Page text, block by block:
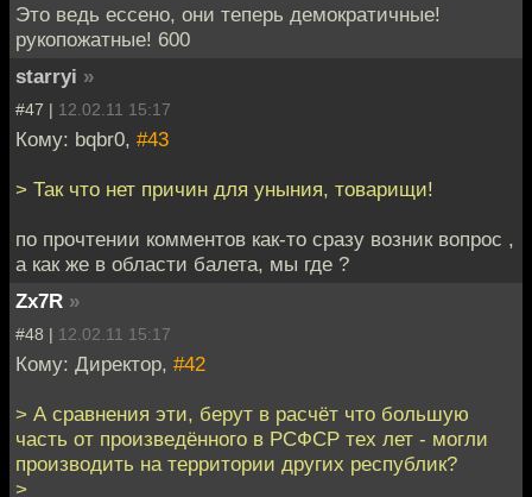
Это ведь ессено, они теперь демократичные!
рукопожатные! 600
starryi »
#47 | 12.02.11 15:17
Кому: bqbr0, #43
> Так что нет причин для уныния, товарищи!
по прочтении комментов как-то сразу возник вопрос ,
а как же в области балета, мы где ?
Zx7R »
#48 | 12.02.11 15:17
Кому: Директор, #42
> А сравнения эти, берут в расчёт что большую
часть от произведённого в РСФСР тех лет - могли
производить на территории других республик?
>